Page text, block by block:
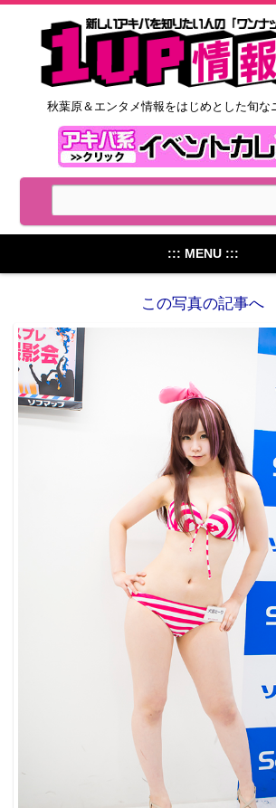
秋葉原＆エンタメ情報をはじめとした旬な
::: MENU :::
この写真の記事へ